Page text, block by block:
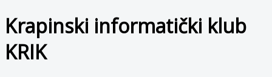
Krapinski informatički klub
KRIK